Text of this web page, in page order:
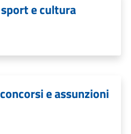
e cultura
e assunzioni